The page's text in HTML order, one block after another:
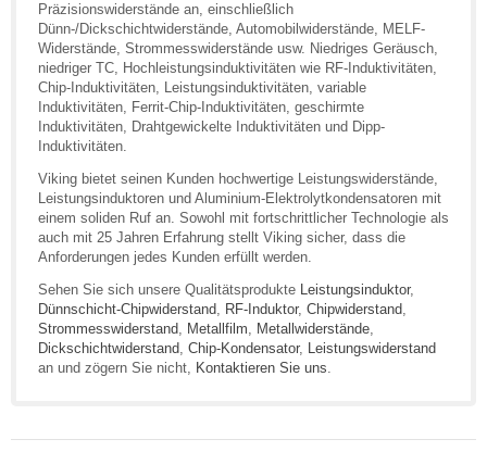
Präzisionswiderstände an, einschließlich
Dünn-/Dickschichtwiderstände, Automobilwiderstände, MELF-
Widerstände, Strommesswiderstände usw. Niedriges Geräusch,
niedriger TC, Hochleistungsinduktivitäten wie RF-Induktivitäten,
Chip-Induktivitäten, Leistungsinduktivitäten, variable
Induktivitäten, Ferrit-Chip-Induktivitäten, geschirmte
Induktivitäten, Drahtgewickelte Induktivitäten und Dipp-
Induktivitäten.
Viking bietet seinen Kunden hochwertige Leistungswiderstände,
Leistungsinduktoren und Aluminium-Elektrolytkondensatoren mit
einem soliden Ruf an. Sowohl mit fortschrittlicher Technologie als
auch mit 25 Jahren Erfahrung stellt Viking sicher, dass die
Anforderungen jedes Kunden erfüllt werden.
Sehen Sie sich unsere Qualitätsprodukte Leistungsinduktor,
Dünnschicht-Chipwiderstand, RF-Induktor, Chipwiderstand,
Strommesswiderstand, Metallfilm, Metallwiderstände,
Dickschichtwiderstand, Chip-Kondensator, Leistungswiderstand
an und zögern Sie nicht, Kontaktieren Sie uns.